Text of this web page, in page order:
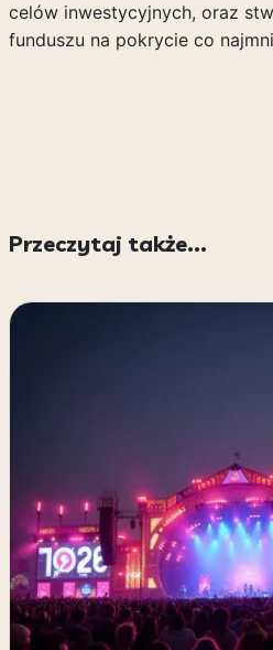
celów inwestycyjnych, oraz
funduszu na pokrycie co
Przeczytaj także...